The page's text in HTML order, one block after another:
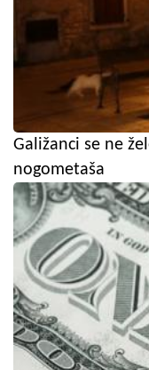
Galižanci se ne
nogometaša